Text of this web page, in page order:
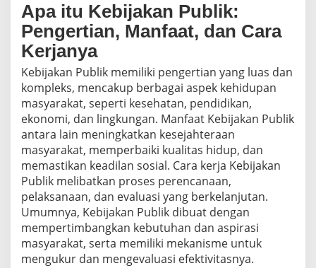
Apa itu Kebijakan Publik:
Pengertian, Manfaat, dan Cara
Kerjanya
Kebijakan Publik memiliki pengertian yang luas dan
kompleks, mencakup berbagai aspek kehidupan
masyarakat, seperti kesehatan, pendidikan,
ekonomi, dan lingkungan. Manfaat Kebijakan Publik
antara lain meningkatkan kesejahteraan
masyarakat, memperbaiki kualitas hidup, dan
memastikan keadilan sosial. Cara kerja Kebijakan
Publik melibatkan proses perencanaan,
pelaksanaan, dan evaluasi yang berkelanjutan.
Umumnya, Kebijakan Publik dibuat dengan
mempertimbangkan kebutuhan dan aspirasi
masyarakat, serta memiliki mekanisme untuk
mengukur dan mengevaluasi efektivitasnya.